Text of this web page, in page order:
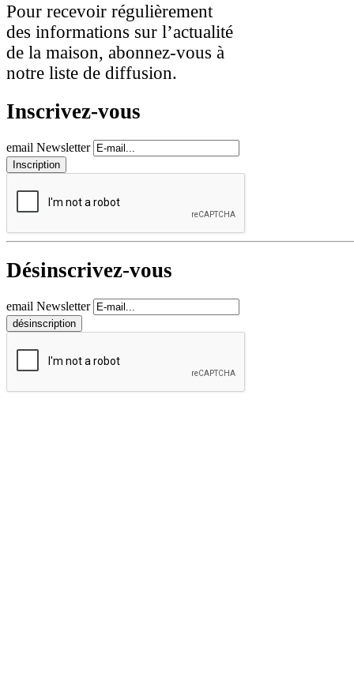
Pour recevoir régulièrement
des informations sur l’actualité
de la maison, abonnez-vous à
notre liste de diffusion.
Inscrivez-vous
email Newsletter
Désinscrivez-vous
email Newsletter